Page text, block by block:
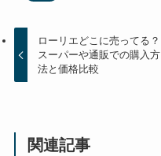
ローリエどこに売ってる？
スーパーや通販での購入方
法と価格比較
関連記事